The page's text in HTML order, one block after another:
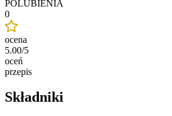
POLUBIENIA
0
ocena
5.00/5
oceń
przepis
Składniki